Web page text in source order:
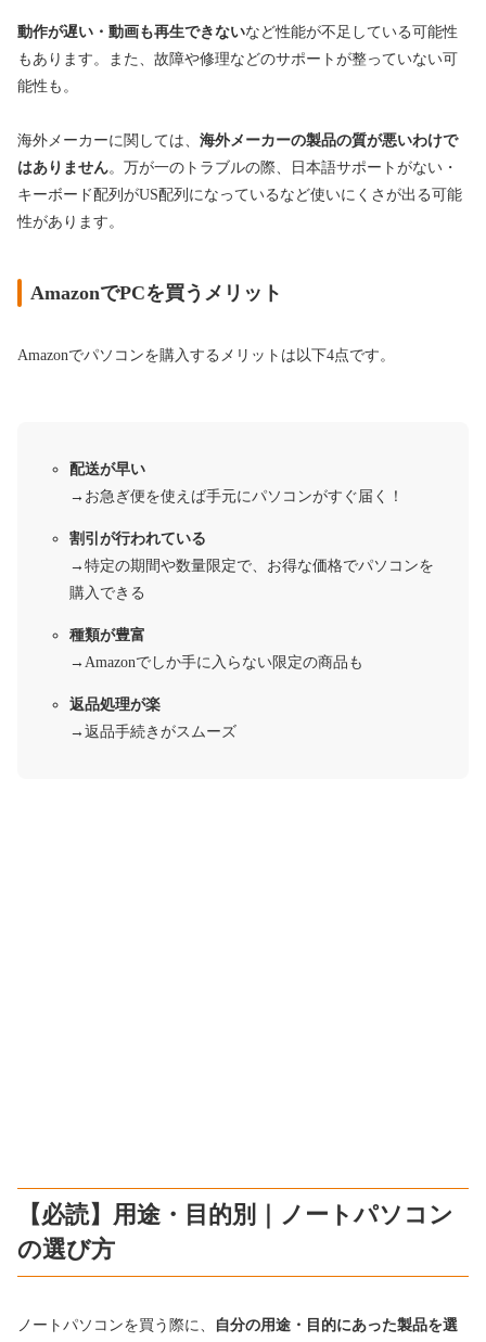
動作が遅い・動画も再生できないなど性能が不足している可能性
もあります。また、故障や修理などのサポートが整っていない可
能性も。
海外メーカーに関しては、 海外メーカーの製品の質が悪いわけで
はありません。万が一のトラブルの際、日本語サポートがない・
キーボード配列がUS配列になっているなど使いにくさが出る可能
性があります。
AmazonでPCを買うメリット
Amazonでパソコンを購入するメリットは以下4点です。
配送が早い
→お急ぎ便を使えば手元にパソコンがすぐ届く！
割引が行われている
→特定の期間や数量限定で、お得な価格でパソコンを
購入できる
種類が豊富
→Amazonでしか手に入らない限定の商品も
返品処理が楽
→返品手続きがスムーズ
【必読】用途・目的別｜ノートパソコン
の選び方
ノートパソコンを買う際に、
自分の用途・目的にあった製品を選